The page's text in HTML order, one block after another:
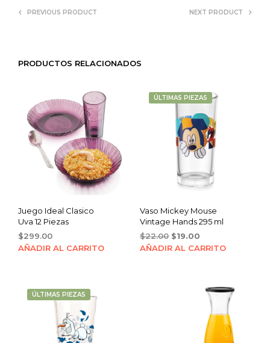
PREVIOUS PRODUCT NEXT PRODUCT
PRODUCTOS RELACIONADOS
Juego Ideal Clasico
Uva 12 Piezas
$299.00
AÑADIR AL CARRITO
ÚLTIMAS PIEZAS
Vaso Mickey Mouse
Vintage Hands 295 ml
$22.00 Original
price
$19.00Current
price
AÑADIR AL CARRITO
ÚLTIMAS PIEZAS